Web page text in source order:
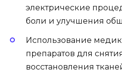
электрические
боли и улучшения
Использование
препаратов для
восстановления